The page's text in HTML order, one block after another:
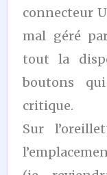
connecteur
mal géré
tout la
boutons
critique.
Sur